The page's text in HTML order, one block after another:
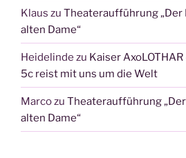
Klaus zu Theateraufführung „Der
alten Dame“
Heidelinde zu Kaiser
5c reist mit uns um die Welt
Marcozu Theateraufführung
alten Dame“